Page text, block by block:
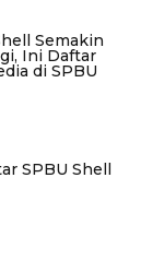
Semakin
Ini Daftar
di SPBU
SPBU Shell